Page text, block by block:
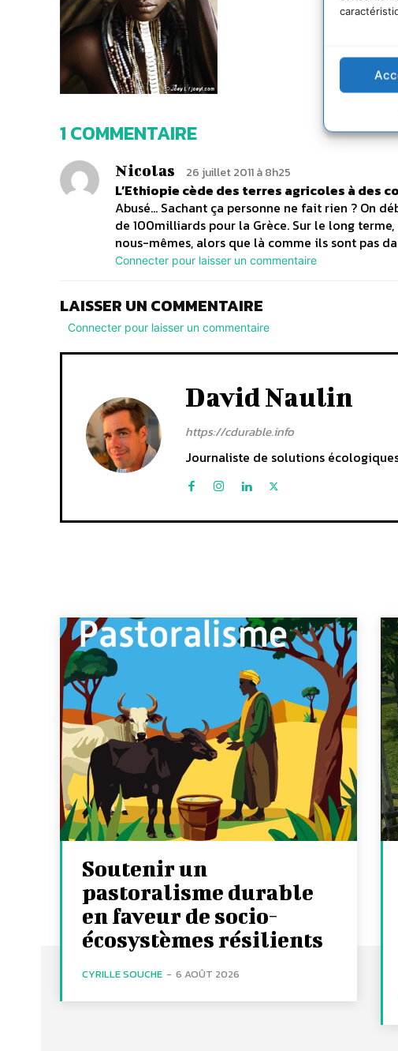
1 COMMENTAIRE
Nicolas 26 juillet 2011 à 8h25
L’Ethiopie cède des terres agricoles à des
Abusé… Sachant ça personne ne fait rien ? On
de 100milliards pour la Grèce. Sur le long terme,
nous-mêmes, alors que là comme ils sont pas
Connecter pour laisser un commentaire
LAISSER UN COMMENTAIRE
Connecter pour laisser un commentaire
David Naulin
https://cdurable.info
Journaliste de solutions
Soutenir un
pastoralisme durable
en faveur de socio-
écosystèmes résilients
CYRILLE SOUCHE - 6 AOÛT 2026